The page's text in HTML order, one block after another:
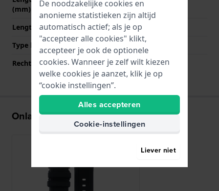
(mm)
Lengte band op 6 uur (mm)
115 mm
Type bevestiging
Stalen pennen
Rechte bandaanzet
Nee
Onlangs bekeken
De noodzakelijke cookies en
anonieme statistieken zijn altijd
automatisch actief; als je op
"accepteer alle cookies" klikt,
accepteer je ook de optionele
cookies. Wanneer je zelf wilt kiezen
welke cookies je aanzet, klik je op
“cookie instellingen”.
Alles accepteren
Cookie-instellingen
Liever niet